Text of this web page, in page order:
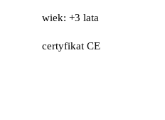
wiek: +3 lata
certyfikat CE